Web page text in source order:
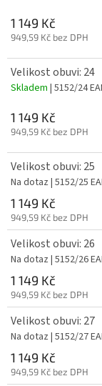
1 149 Kč
949,59 Kč bez DPH
Velikost obuvi: 24
Skladem | 5152/24
1 149 Kč
949,59 Kč bez DPH
Velikost obuvi: 25
Na dotaz | 5152/25
1 149 Kč
949,59 Kč bez DPH
Velikost obuvi: 26
Na dotaz | 5152/26
1 149 Kč
949,59 Kč bez DPH
Velikost obuvi: 27
Na dotaz | 5152/27
1 149 Kč
949,59 Kč bez DPH